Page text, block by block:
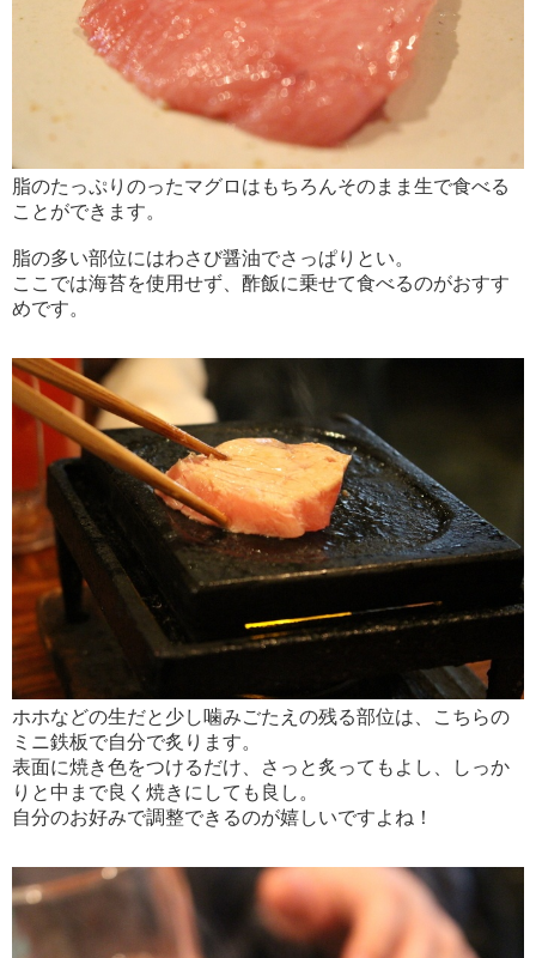
脂のたっぷりのったマグロはもちろんそのまま生で食べる
ことができます。
脂の多い部位にはわさび醤油でさっぱりとい。
ここでは海苔を使用せず、酢飯に乗せて食べるのがおすす
めです。
ホホなどの生だと少し噛みごたえの残る部位は、こちらの
ミニ鉄板で自分で炙ります。
表面に焼き色をつけるだけ、さっと炙ってもよし、しっか
りと中まで良く焼きにしても良し。
自分のお好みで調整できるのが嬉しいですよね！